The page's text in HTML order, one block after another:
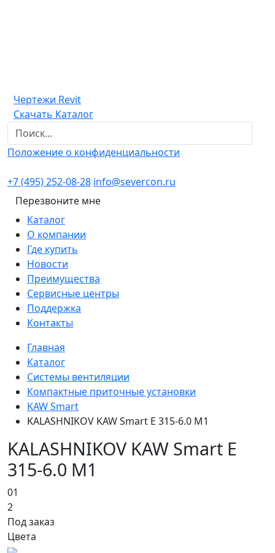
Чертежи Revit
Скачать Каталог
Положение о конфиденциальности
+7 (495) 252-08-28 info@severcon.ru
Перезвоните мне
Каталог
О компании
Где купить
Новости
Преимущества
Сервисные центры
Поддержка
Контакты
Главная
Каталог
Системы вентиляции
Компактные приточные установки
KAW Smart
KALASHNIKOV KAW Smart E 315-6.0 M1
KALASHNIKOV KAW Smart E
315-6.0 M1
01
2
Под заказ
Цвета